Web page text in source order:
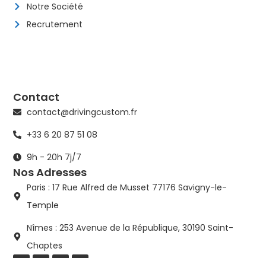
Notre Société
Recrutement
Contact
contact@drivingcustom.fr
+33 6 20 87 51 08
9h - 20h 7j/7
Nos Adresses
Paris : 17 Rue Alfred de Musset 77176 Savigny-le-
Temple
Nîmes : 253 Avenue de la République, 30190 Saint-
Chaptes